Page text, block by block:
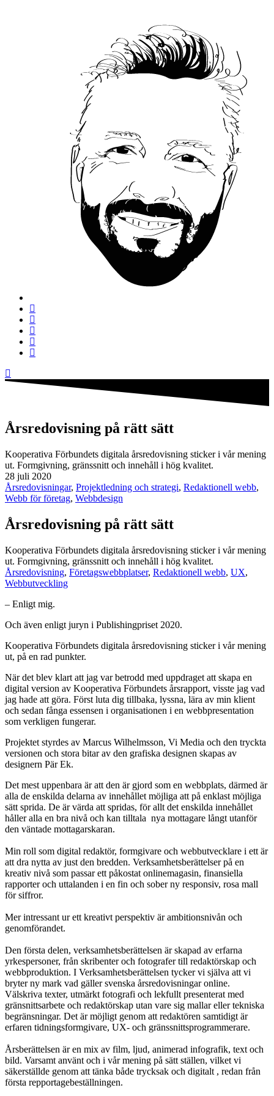
Årsredovisning på rätt sätt
Kooperativa Förbundets digitala årsredovisning sticker i vår mening
ut. Formgivning, gränssnitt och innehåll i hög kvalitet.
28 juli 2020
Årsredovisningar, Projektledning och strategi, Redaktionell webb,
Webb för företag, Webbdesign
Årsredovisning på rätt sätt
Kooperativa Förbundets digitala årsredovisning sticker i vår mening
ut. Formgivning, gränssnitt och innehåll i hög kvalitet.
Årsredovisning, Företagswebbplatser, Redaktionell webb, UX,
Webbutveckling
– Enligt mig.
Och även enligt juryn i Publishingpriset 2020.
Kooperativa Förbundets digitala årsredovisning sticker i vår mening
ut, på en rad punkter.
När det blev klart att jag var betrodd med uppdraget att skapa en
digital version av Kooperativa Förbundets årsrapport, visste jag vad
jag hade att göra. Först luta dig tillbaka, lyssna, lära av min klient
och sedan fånga essensen i organisationen i en webbpresentation
som verkligen fungerar.
Projektet styrdes av Marcus Wilhelmsson, Vi Media och den tryckta
versionen och stora bitar av den grafiska designen skapas av
designern Pär Ek.
Det mest uppenbara är att den är gjord som en webbplats, därmed är
alla de enskilda delarna av innehållet möjliga att på enklast möjliga
sätt sprida. De är värda att spridas, för allt det enskilda innehållet
håller alla en bra nivå och kan tilltala nya mottagare långt utanför
den väntade mottagarskaran.
Min roll som digital redaktör, formgivare och webbutvecklare i ett är
att dra nytta av just den bredden. Verksamhetsberättelser på en
kreativ nivå som passar ett påkostat onlinemagasin, finansiella
rapporter och uttalanden i en fin och sober ny responsiv, rosa mall
för siffror.
Mer intressant ur ett kreativt perspektiv är ambitionsnivån och
genomförandet.
Den första delen, verksamhetsberättelsen är skapad av erfarna
yrkespersoner, från skribenter och fotografer till redaktörskap och
webbproduktion. I Verksamhetsberättelsen tycker vi själva att vi
bryter ny mark vad gäller svenska årsredovisningar online.
Välskriva texter, utmärkt fotografi och lekfullt presenterat med
gränsnittsarbete och redaktörskap utan vare sig mallar eller tekniska
begränsningar. Det är möjligt genom att redaktören samtidigt är
erfaren tidningsformgivare, UX- och gränssnittsprogrammerare.
Årsberättelsen är en mix av film, ljud, animerad infografik, text och
bild. Varsamt använt och i vår mening på sätt ställen, vilket vi
säkerställde genom att tänka både trycksak och digitalt , redan från
första repportagebeställningen.